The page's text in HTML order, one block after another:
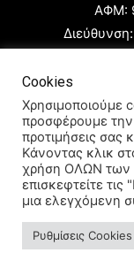
ΑΦΜ:
Διαχειριστής
©
Cookies
Χρησιμοποιούμε
προσφέρουμε την
προτιμήσεις σας
Κάνοντας κλικ
χρήση ΟΛΩΝ των
επισκεφτείτε
μια ελεγχόμενη
Ρυθμίσεις Cookies